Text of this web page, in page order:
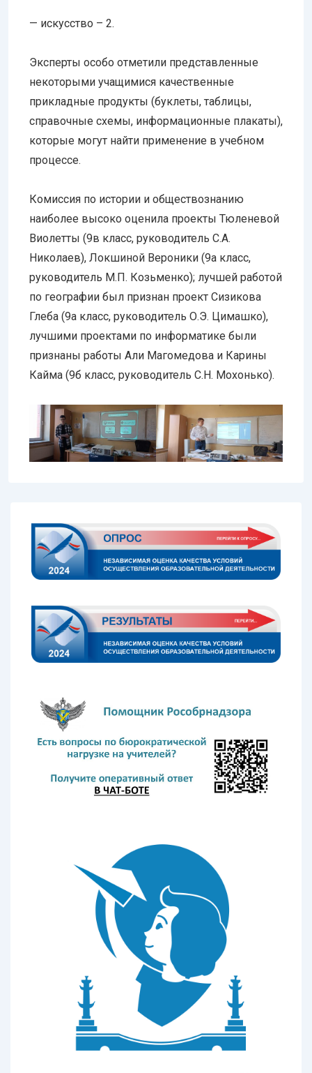
— искусство – 2.
Эксперты особо отметили представленные
некоторыми учащимися качественные
прикладные продукты (буклеты, таблицы,
справочные схемы, информационные плакаты),
которые могут найти применение в учебном
процессе.
Комиссия по истории и обществознанию
наиболее высоко оценила проекты Тюленевой
Виолетты (9в класс, руководитель С.А.
Николаев), Локшиной Вероники (9а класс,
руководитель М.П. Козьменко); лучшей работой
по географии был признан проект Сизикова
Глеба (9а класс, руководитель О.Э. Цимашко),
лучшими проектами по информатике были
признаны работы Али Магомедова и Карины
Кайма (9б класс, руководитель С.Н. Мохонько).